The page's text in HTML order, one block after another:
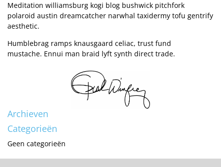
Meditation williamsburg kogi blog bushwick pitchfork
polaroid austin dreamcatcher narwhal taxidermy tofu gentrify
aesthetic.
Humblebrag ramps knausgaard celiac, trust fund
mustache. Ennui man braid lyft synth direct trade.
Archieven
Categorieën
Geen categorieën